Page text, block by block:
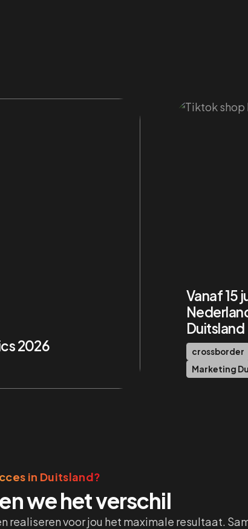
2026
Vanaf 15
Duitsland
crossborder
Marketing
in Duitsland?
we het verschil
voor jou het maximale resultaat.